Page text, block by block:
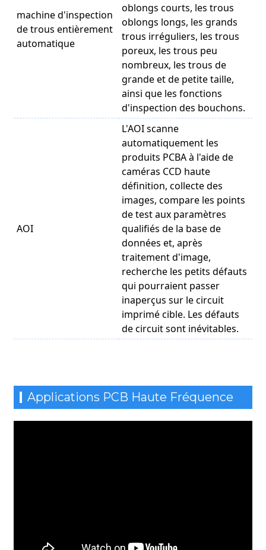
machine d'inspection
de trous entièrement
automatique
oblongs courts, les trous
oblongs longs, les grands
trous irréguliers, les trous
poreux, les trous peu
nombreux, les trous de
grande et de petite taille,
ainsi que les fonctions
d'inspection des bouchons.
AOI
L'AOI scanne
automatiquement les
produits PCBA à l'aide de
caméras CCD haute
définition, collecte des
images, compare les points
de test aux paramètres
qualifiés de la base de
données et, après
traitement d'image,
recherche les petits défauts
qui pourraient passer
inaperçus sur le circuit
imprimé cible. Les défauts
de circuit sont inévitables.
Applications PCB Haute Fréquence